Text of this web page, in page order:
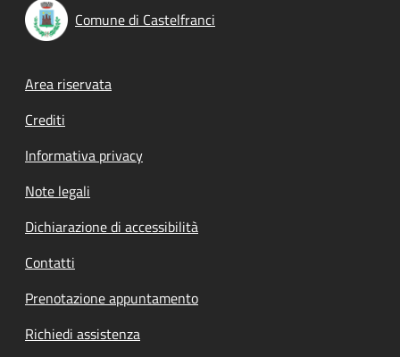
Comune di Castelfranci
Footer menu
Area riservata
Crediti
Informativa privacy
Note legali
Dichiarazione di accessibilità
Contatti
Prenotazione appuntamento
Richiedi assistenza